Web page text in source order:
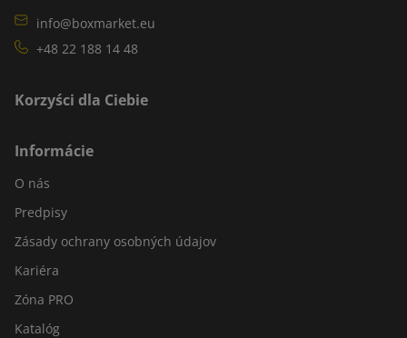
info@boxmarket.eu
+48 22 188 14 48
Korzyści dla Ciebie
Informácie
O nás
Predpisy
Zásady ochrany osobných údajov
Kariéra
Zóna PRO
Katalóg